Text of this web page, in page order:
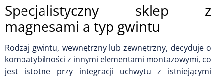
Specjalistyczny sklep z
magnesami a typ gwintu
Rodzaj gwintu, wewnętrzny lub zewnętrzny, decyduje o
kompatybilności z innymi elementami montażowymi, co
jest istotne przy integracji uchwytu z istniejącymi